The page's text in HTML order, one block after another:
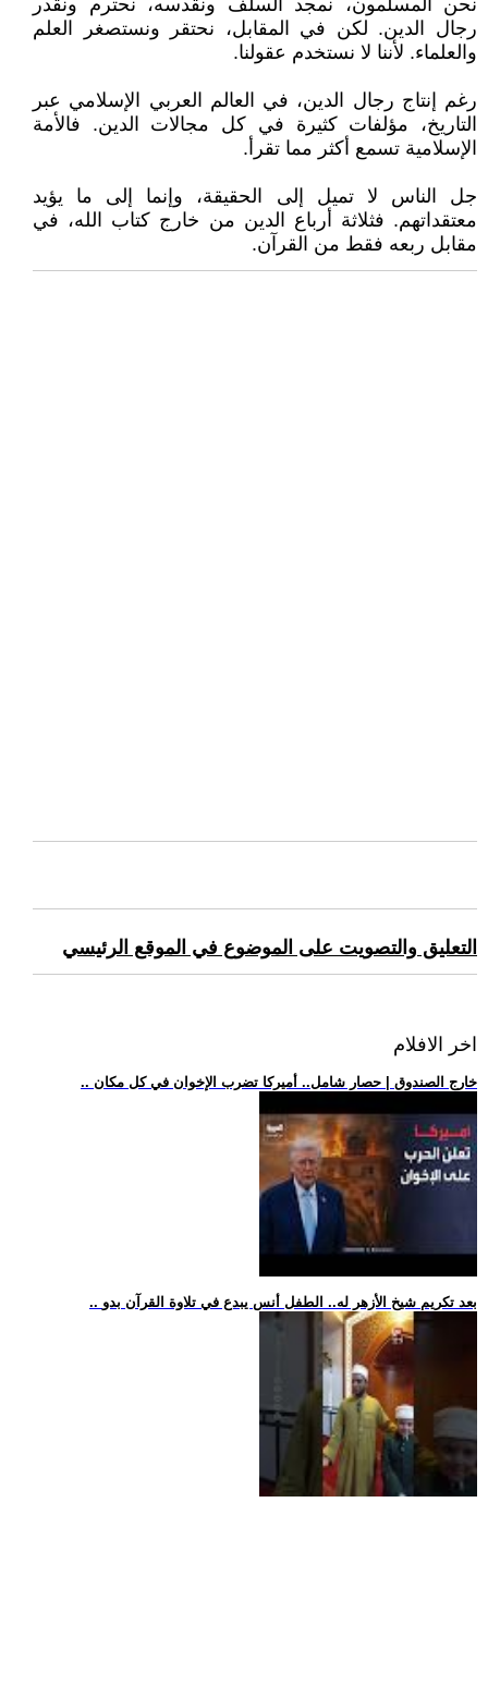
نحن المسلمون، نمجد السلف ونقدسه، نحترم ونقدر
رجال الدين. لكن في المقابل، نحتقر ونستصغر العلم
والعلماء. لأننا لا نستخدم عقولنا.
رغم إنتاج رجال الدين، في العالم العربي الإسلامي عبر
التاريخ، مؤلفات كثيرة في كل مجالات الدين. فالأمة
الإسلامية تسمع أكثر مما تقرأ.
جل الناس لا تميل إلى الحقيقة، وإنما إلى ما يؤيد
معتقداتهم. فثلاثة أرباع الدين من خارج كتاب الله، في
مقابل ربعه فقط من القرآن.
التعليق والتصويت على الموضوع في الموقع الرئيسي
اخر الافلام
.. خارج الصندوق | حصار شامل.. أميركا تضرب الإخوان في كل مكان
.. بعد تكريم شيخ الأزهر له.. الطفل أنس يبدع في تلاوة القرآن بدو